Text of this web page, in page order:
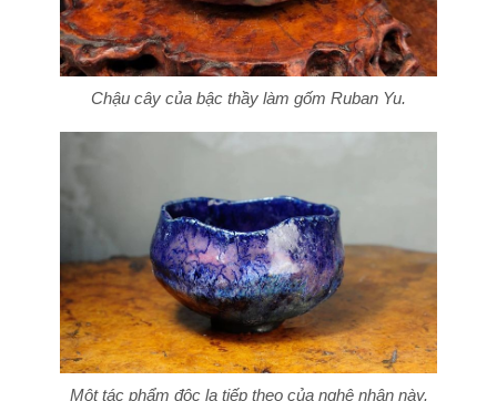
Chậu cây của bậc thầy làm gốm Ruban Yu.
Một tác phẩm độc lạ tiếp theo của nghệ nhân này.